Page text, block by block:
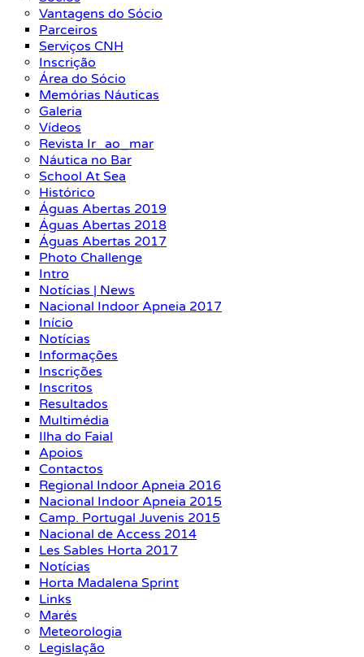
Vantagens do Sócio
Parceiros
Serviços CNH
Inscrição
Área do Sócio
Memórias Náuticas
Galeria
Vídeos
Revista Ir_ao_mar
Náutica no Bar
School At Sea
Histórico
Águas Abertas 2019
Águas Abertas 2018
Águas Abertas 2017
Photo Challenge
Intro
Notícias | News
Nacional Indoor Apneia 2017
Início
Notícias
Informações
Inscrições
Inscritos
Resultados
Multimédia
Ilha do Faial
Apoios
Contactos
Regional Indoor Apneia 2016
Nacional Indoor Apneia 2015
Camp. Portugal Juvenis 2015
Nacional de Access 2014
Les Sables Horta 2017
Notícias
Horta Madalena Sprint
Links
Marés
Meteorologia
Legislação